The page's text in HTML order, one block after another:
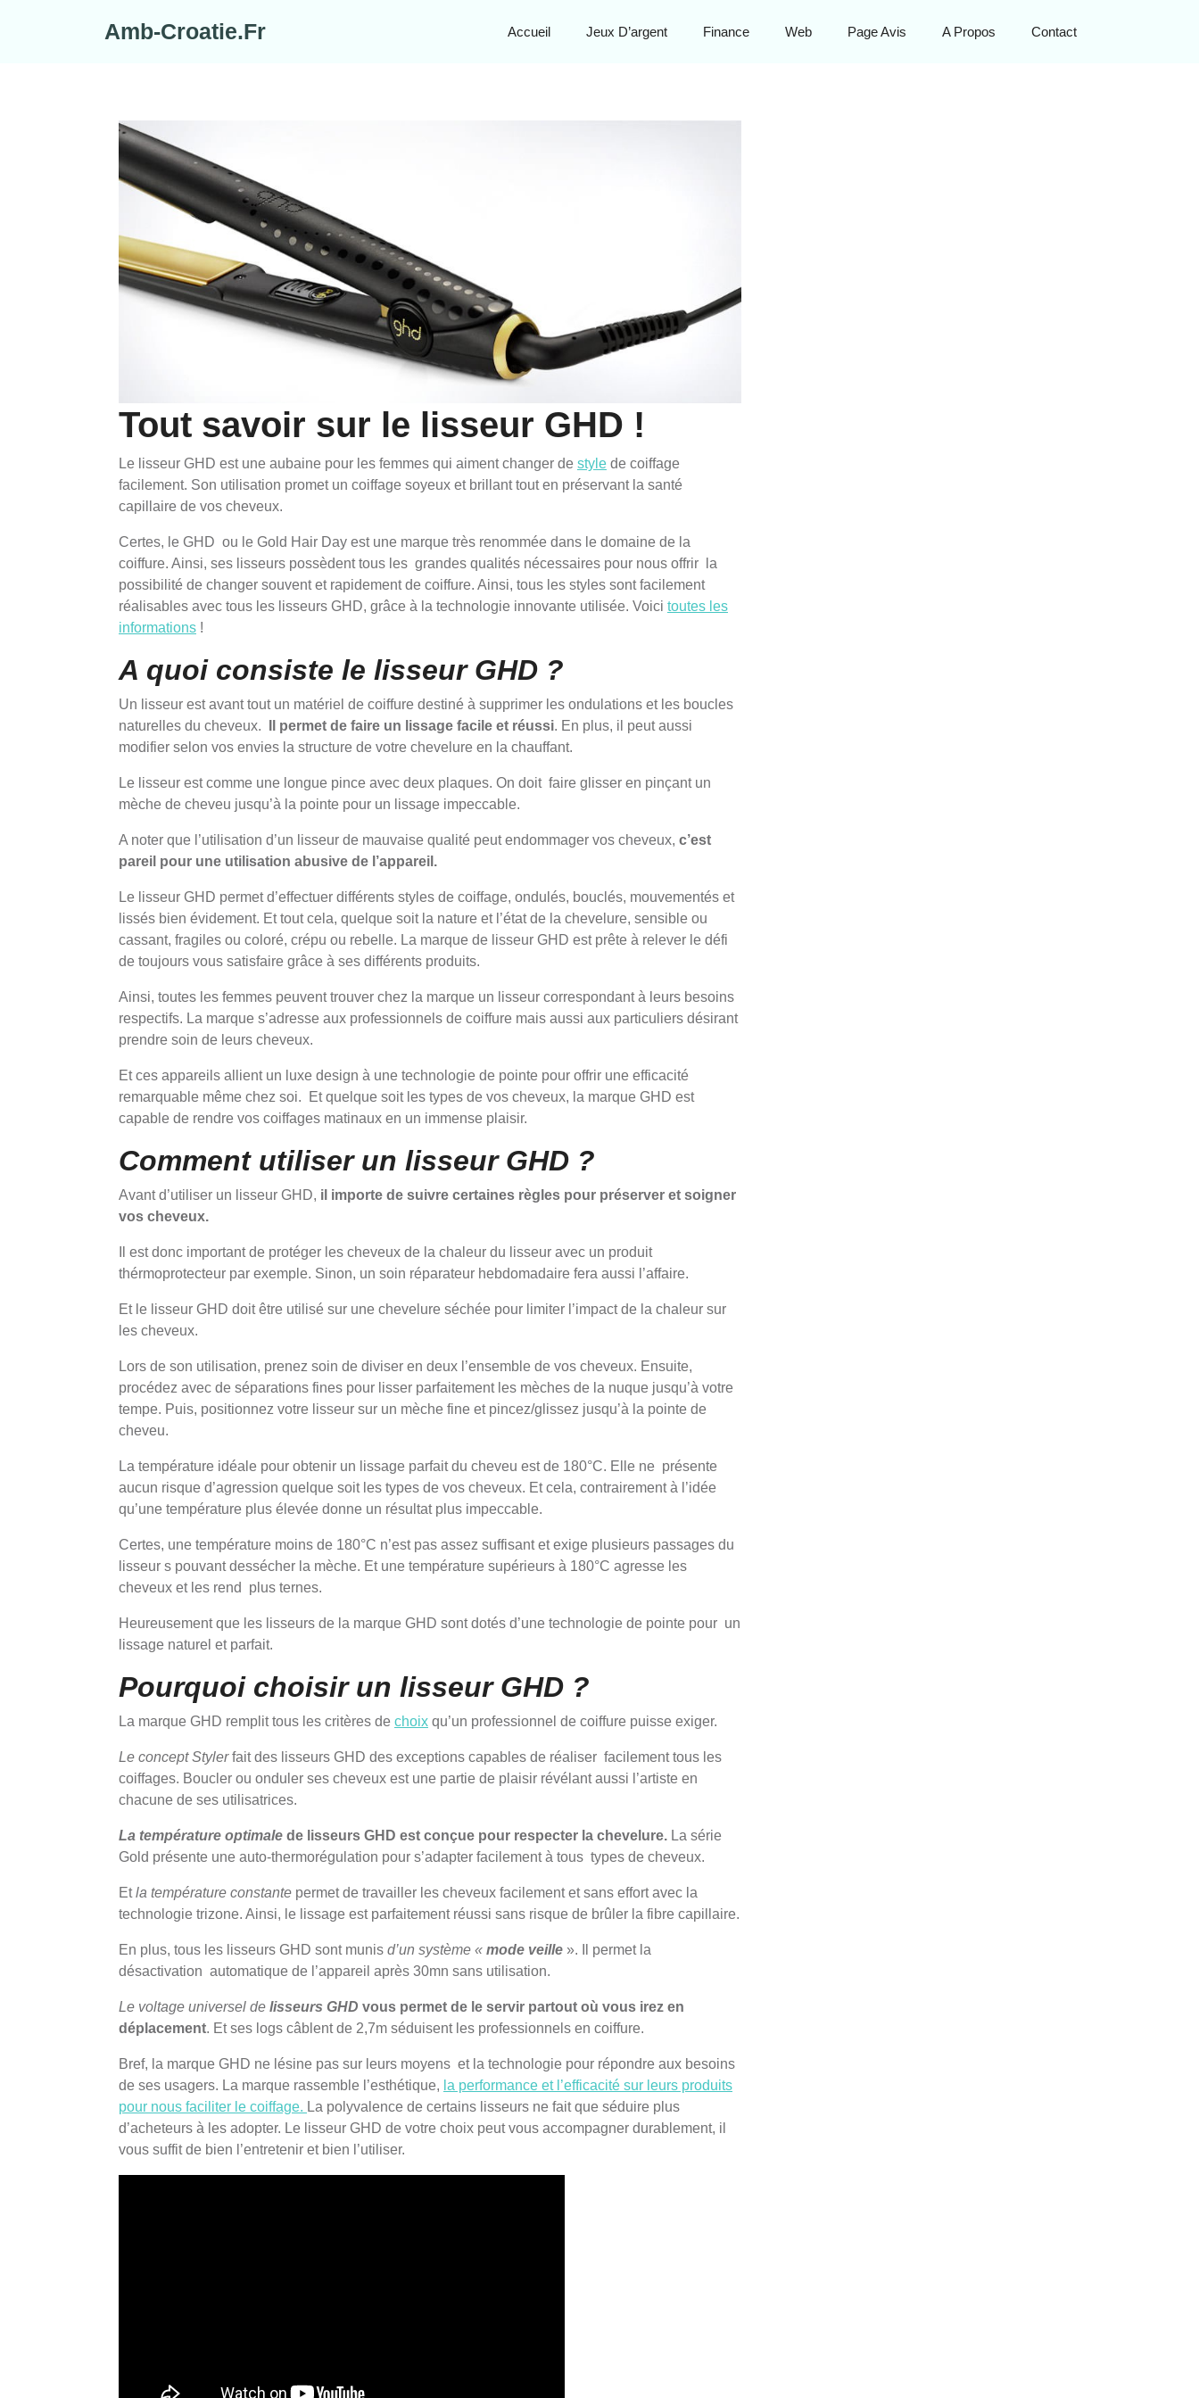
Amb-Croatie.Fr Accueil Jeux D’argent Finance Web Page Avis A Propos Contact
Tout savoir sur le lisseur GHD !
Le lisseur GHD est une aubaine pour les femmes qui aiment changer de style de coiffage
facilement. Son utilisation promet un coiffage soyeux et brillant tout en préservant la santé
capillaire de vos cheveux.
Certes, le GHD ou le Gold Hair Day est une marque très renommée dans le domaine de la
coiffure. Ainsi, ses lisseurs possèdent tous les grandes qualités nécessaires pour nous offrir la
possibilité de changer souvent et rapidement de coiffure. Ainsi, tous les styles sont facilement
réalisables avec tous les lisseurs GHD, grâce à la technologie innovante utilisée. Voici toutes les
informations !
A quoi consiste le lisseur GHD ?
Un lisseur est avant tout un matériel de coiffure destiné à supprimer les ondulations et les boucles
naturelles du cheveux.
Il permet de faire un lissage facile et réussi. En plus, il peut aussi
modifier selon vos envies la structure de votre chevelure en la chauffant.
Le lisseur est comme une longue pince avec deux plaques. On doit faire glisser en pinçant un
mèche de cheveu jusqu’à la pointe pour un lissage impeccable.
A noter que l’utilisation d’un lisseur de mauvaise qualité peut endommager vos cheveux, c’est
pareil pour une utilisation abusive de l’appareil.
Le lisseur GHD permet d’effectuer différents styles de coiffage, ondulés, bouclés, mouvementés et
lissés bien évidement. Et tout cela, quelque soit la nature et l’état de la chevelure, sensible ou
cassant, fragiles ou coloré, crépu ou rebelle. La marque de lisseur GHD est prête à relever le défi
de toujours vous satisfaire grâce à ses différents produits.
Ainsi, toutes les femmes peuvent trouver chez la marque un lisseur correspondant à leurs besoins
respectifs. La marque s’adresse aux professionnels de coiffure mais aussi aux particuliers désirant
prendre soin de leurs cheveux.
Et ces appareils allient un luxe design à une technologie de pointe pour offrir une efficacité
remarquable même chez soi. Et quelque soit les types de vos cheveux, la marque GHD est
capable de rendre vos coiffages matinaux en un immense plaisir.
Comment utiliser un lisseurGHD ?
Avant d’utiliser un lisseur GHD, il importe de suivre certaines règles pour préserver et soigner
vos cheveux.
Il est donc important de protéger les cheveux de la chaleur du lisseur avec un produit
thérmoprotecteur par exemple. Sinon, un soin réparateur hebdomadaire fera aussi l’affaire.
Et le lisseur GHD doit être utilisé sur une chevelure séchée pour limiter l’impact de la chaleur sur
les cheveux.
Lors de son utilisation, prenez soin de diviser en deux l’ensemble de vos cheveux. Ensuite,
procédez avec de séparations fines pour lisser parfaitement les mèches de la nuque jusqu’à votre
tempe. Puis, positionnez votre lisseur sur un mèche fine et pincez/glissez jusqu’à la pointe de
cheveu.
La température idéale pour obtenir un lissage parfait du cheveu est de 180°C. Elle ne présente
aucun risque d’agression quelque soit les types de vos cheveux. Et cela, contrairement à l’idée
qu’une température plus élevée donne un résultat plus impeccable.
Certes, une température moins de 180°C n’est pas assez suffisant et exige plusieurs passages du
lisseur s pouvant dessécher la mèche. Et une température supérieurs à 180°C agresse les
cheveux et les rend plus ternes.
Heureusement que les lisseurs de la marque GHD sont dotés d’une technologie de pointe pour un
lissage naturel et parfait.
Pourquoi choisir un lisseur GHD ?
La marque GHD remplit tous les critères de choix qu’un professionnel de coiffure puisse exiger.
Le concept Stylerfait des lisseurs GHD des exceptions capables de réaliser facilement tous les
coiffages. Boucler ou onduler ses cheveux est une partie de plaisir révélant aussi l’artiste en
chacune de ses utilisatrices.
La température optimale de lisseurs GHD est conçue pour respecter la chevelure. La série
Gold présente une auto-thermorégulation pour s’adapter facilement à tous types de cheveux.
Etla température constante permet de travailler les cheveux facilement et sans effort avec la
technologie trizone. Ainsi, le lissage est parfaitement réussi sans risque de brûler la fibre capillaire.
En plus, tous les lisseurs GHD sont munis d’un système « mode veille ». Il permet la
désactivation automatique de l’appareil après 30mn sans utilisation.
Le voltage universel de lisseurs GHD vous permet de le servir partout où vous irez en
déplacement. Et ses logs câblent de 2,7m séduisent les professionnels en coiffure.
Bref, la marque GHD ne lésine pas sur leurs moyens et la technologie pour répondre aux besoins
de ses usagers. La marque rassemble l’esthétique, la performance et l’efficacité sur leurs produits
pour nous faciliter le coiffage. La polyvalence de certains lisseurs ne fait que séduire plus
d’acheteurs à les adopter. Le lisseur GHD de votre choix peut vous accompagner durablement, il
vous suffit de bien l’entretenir et bien l’utiliser.